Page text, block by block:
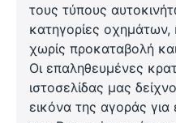
τους τύπους
κατηγορίες οχημάτων,
χωρίς προκαταβολή
Οι επαληθευμένες
ιστοσελίδας μας
εικόνα της αγοράς για